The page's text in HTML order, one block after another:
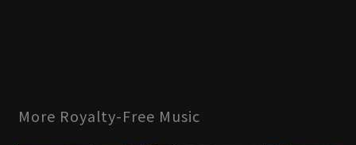
More Royalty-Free Music